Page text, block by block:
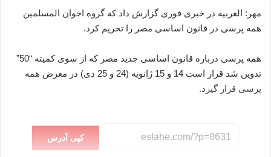
مهر: العربیه در خبری فوری گزارش داد که گروه اخوان المسلمین
همه پرسی در قانون اساسی مصر را تحریم کرد.
همه پرسی درباره قانون اساسی جدید مصر که از سوی کمیته “50”
تدوین شد قرار است 14 و 15 ژانویه (24 و 25 دی) در معرض همه
پرسی قرار گیرد.
کپی آدرس